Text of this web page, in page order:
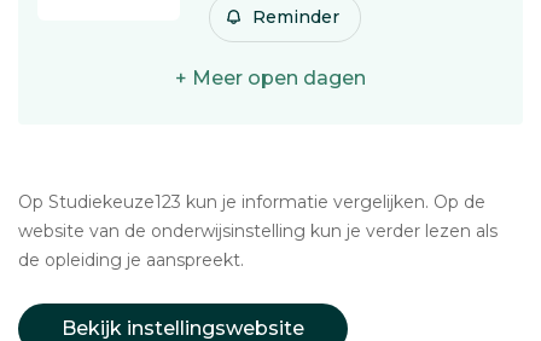
Reminder
+ Meer open dagen
Op Studiekeuze123 kun je informatie vergelijken. Op de
website van de onderwijsinstelling kun je verder lezen als
de opleiding je aanspreekt.
Bekijk instellingswebsite